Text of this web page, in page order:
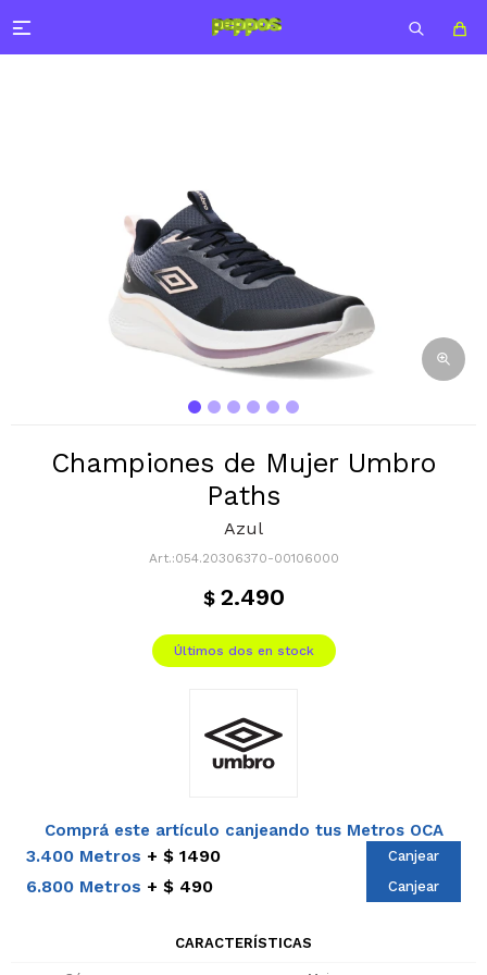

Championes de Mujer Umbro
Paths
Azul
054.20306370-00106000
$ 2.490
Últimos dos en stock
Comprá este artículo canjeando tus Metros OCA
3.400 Metros $ 1490 Canjear
6.800 Metros $ 490 Canjear
CARACTERÍSTICAS